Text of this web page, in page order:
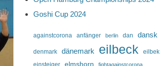
Goshi Cup 2024
againstcorona anfänger berlin dan dansk
denmark dänemark eilbeck
eilbek
einsteiger
elmshorn fightagainstcorona